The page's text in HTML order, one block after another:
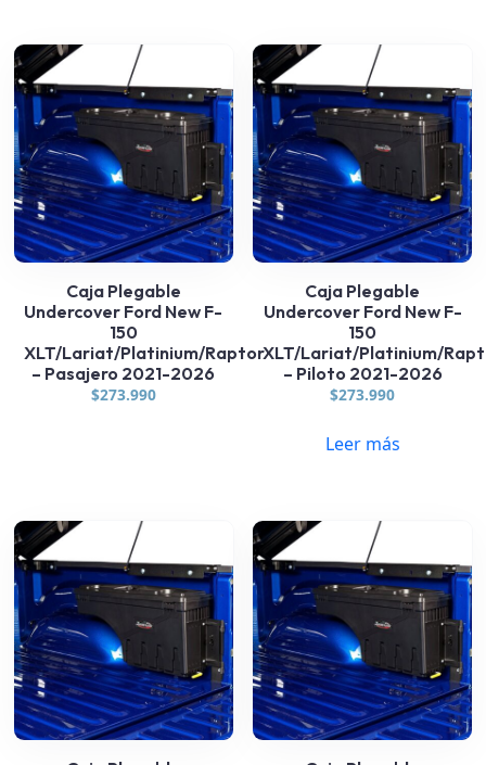
Caja Plegable
Undercover Ford New F-
150
XLT/Lariat/Platinium/Raptor
– Pasajero 2021-2026
$273.990
Caja Plegable
Undercover Ford New F-
150
XLT/Lariat/Platinium/
– Piloto 2021-2026
$273.990
Leer más